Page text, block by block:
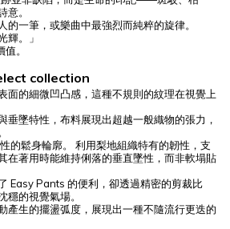
意。
的一筆，或樂曲中最強烈而純粹的旋律。
輝。」
。
collection
面的細微凹凸感，這種不規則的紋理在視覺上
垂墜特性，布料展現出超越一般織物的張力，
的鬆身輪廓。 利用梨地組織特有的韌性，支
在著用時能維持俐落的垂直墜性，而非軟塌貼
Easy Pants 的便利，卻透過精密的剪裁比
穩的視覺氣場。
產生的擺盪弧度，展現出一種不隨流行更迭的